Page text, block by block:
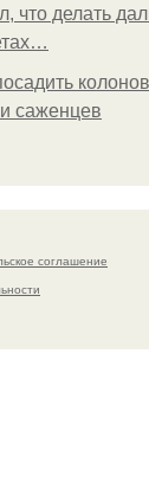
что делать
саженцев
соглашение